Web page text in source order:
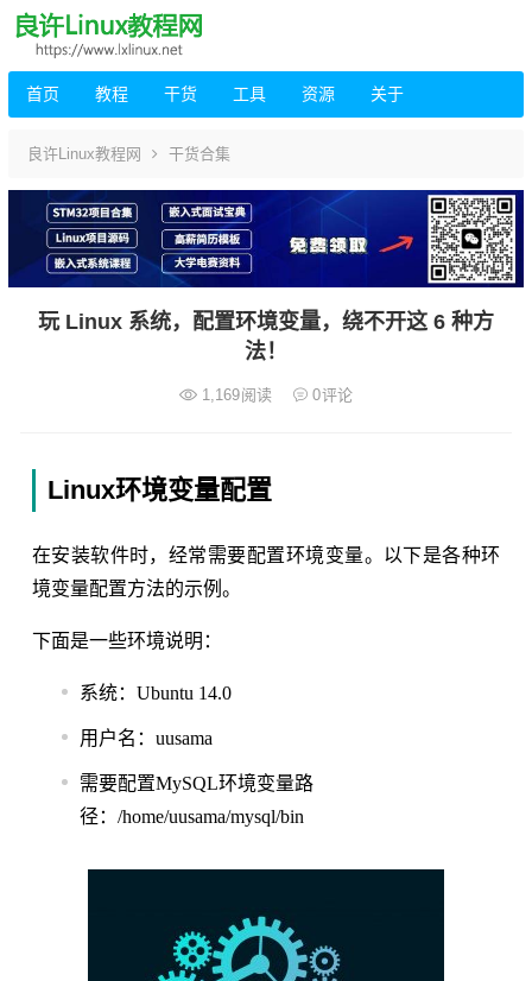
首页 教程 干货 工具 资源 关于
良许Linux教程网 干货合集
玩 Linux 系统，配置环境变量，绕不开这 6 种方
法！
1,169阅读 0评论
Linux环境变量配置
在安装软件时，经常需要配置环境变量。以下是各种环
境变量配置方法的示例。
下面是一些环境说明：
系统：Ubuntu 14.0
用户名：uusama
需要配置MySQL环境变量路
径：/home/uusama/mysql/bin